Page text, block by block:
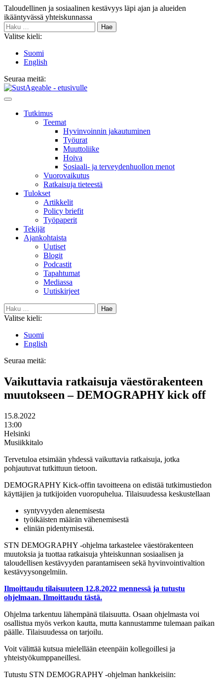
Siirry
sisältöön
Taloudellinen ja sosiaalinen kestävyys läpi ajan ja alueiden
ikääntyvässä yhteiskunnassa
Haku:
Valitse kieli:
Suomi
English
Seuraa meitä:
Bluesky
Main
Tutkimus
Teemat
Hyvinvoin­nin jakautuminen
Työurat
Muutto­liike
Hoiva
Sosiaali- ja terveyden­huollon menot
Vuorovaikutus
Ratkaisuja tieteestä
Tulokset
Artikkelit
Policy briefit
Työpaperit
Tekijät
Ajankohtaista
Uutiset
Blogit
Podcastit
Tapahtumat
Mediassa
Uutiskirjeet
Haku:
Valitse kieli:
Suomi
English
Seuraa meitä:
Vaikuttavia ratkaisuja väestörakenteen
muutokseen – DEMOGRAPHY kick off
Päivämäärä
15.8.2022
Kellonaika
13:00
Paikka
Helsinki
Musiikkitalo
Tervetuloa etsimään yhdessä vaikuttavia ratkaisuja, jotka
pohjautuvat tutkittuun tietoon.
DEMOGRAPHY Kick-offin tavoitteena on edistää tutkimustiedon
käyttäjien ja tutkijoiden vuoropuhelua. Tilaisuudessa keskustellaan
syntyvyyden alenemisesta
työikäisten määrän vähenemisestä
eliniän pidentymisestä.
STN DEMOGRAPHY -ohjelma tarkastelee väestörakenteen
muutoksia ja tuottaa ratkaisuja yhteiskunnan sosiaalisen ja
taloudellisen kestävyyden parantamiseen sekä hyvinvointivaltion
kestävyysongelmiin.
Ilmoittaudu tilaisuuteen 12.8.2022 mennessä ja tutustu
ohjelmaan. Ilmoittaudu tästä.
Ohjelma tarkentuu lähempänä tilaisuutta. Osaan ohjelmasta voi
osallistua myös verkon kautta, mutta kannustamme tulemaan paikan
päälle. Tilaisuudessa on tarjoilu.
Voit välittää kutsua mielellään eteenpäin kollegoillesi ja
yhteistyökumppaneillesi.
Tutustu STN DEMOGRAPHY -ohjelman hankkeisiin: